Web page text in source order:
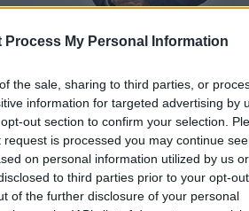
Process My Personal Information
the sale, sharing to third parties, or
information for targeted advertising by
out section to confirm your selection.
is processed you may continue
on personal information utilized by us or
to third parties prior to your opt-
of the further disclosure of your personal
o sprawę sprzed lat
majątek Macieja Świrskiego
Rady Radiofonii i Telewizji oraz
Podobne decyzję podjęto wobec
J. Działania służb związane są z
Narodowej pt. „Sprawiedliwe sądy”.